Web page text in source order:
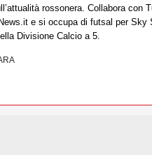
rossonera. Collabora con
e si occupa di futsal per Sky
Divisione Calcio a 5.